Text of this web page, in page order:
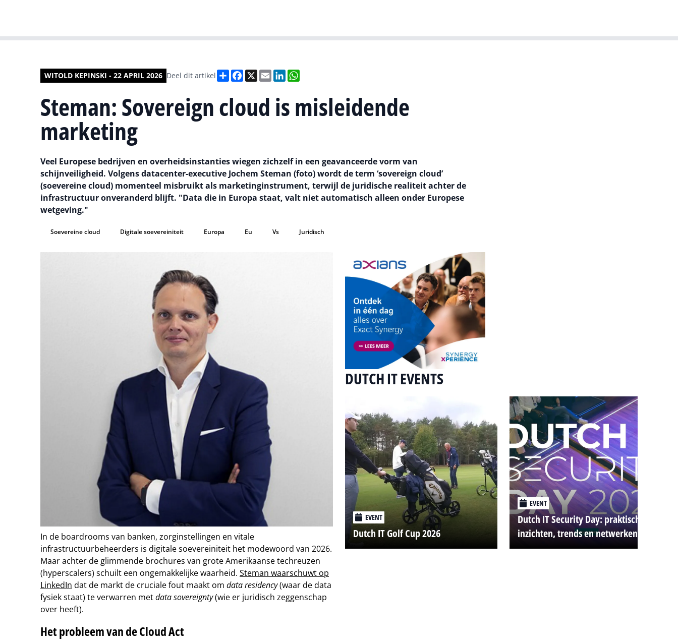
WITOLD KEPINSKI - 22 APRIL 2026 Deel dit artikel DeelFacebook
X EmailLinkedIn
Steman: Sovereign cloud is misleidende
marketing
Veel Europese bedrijven en overheidsinstanties wiegen zichzelf in een geavanceerde vorm van
schijnveiligheid. Volgens datacenter-executive Jochem Steman (foto) wordt de term ‘sovereign cloud’
(soevereine cloud) momenteel misbruikt als marketinginstrument, terwijl de juridische realiteit achter de
infrastructuur onveranderd blijft. "Data die in Europa staat, valt niet automatisch alleen onder Europese
wetgeving."
Soevereine cloud Digitale soevereiniteit Europa Eu Vs Juridisch
In de boardrooms van banken, zorginstellingen en vitale
infrastructuurbeheerders is digitale soevereiniteit het modewoord van 2026.
Maar achter de glimmende brochures van grote Amerikaanse techreuzen
(hyperscalers) schuilt een ongemakkelijke waarheid. Steman waarschuwt op
LinkedIn dat de markt de cruciale fout maakt om data residency(waar de data
fysiek staat) te verwarren metdata sovereignty(wie er juridisch zeggenschap
over heeft).
Het probleem van de Cloud Act
DUTCH IT EVENTS
EVENT
Dutch IT Golf Cup 2026
EVENT
Dutch IT Security Day: praktische
inzichten, trends en netwerken